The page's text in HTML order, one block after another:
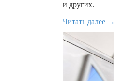
и других.
Читать далее →